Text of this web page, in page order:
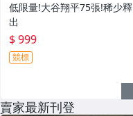
低限量!大谷翔平75張!稀少釋
出
$ 999
競標
賣家最新刊登